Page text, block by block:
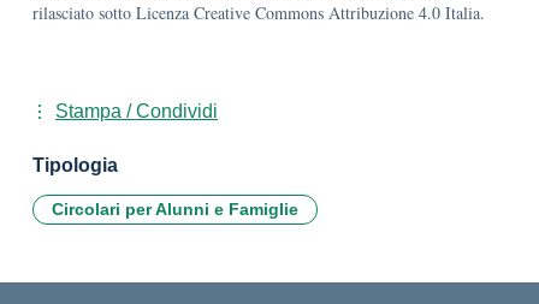
rilasciato sotto Licenza Creative Commons Attribuzione 4.0 Italia.
Stampa / Condividi
Tipologia
Circolari per Alunni e Famiglie